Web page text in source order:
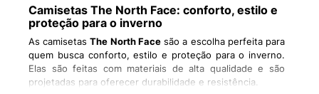
Camisetas The North Face: conforto, estilo e
proteção para o inverno
As camisetasThe North Facesão a escolha perfeita para
quem busca conforto, estilo e proteção para o inverno.
Elas são feitas com materiais de alta qualidade e são
projetadas para oferecer durabilidade e resistência.